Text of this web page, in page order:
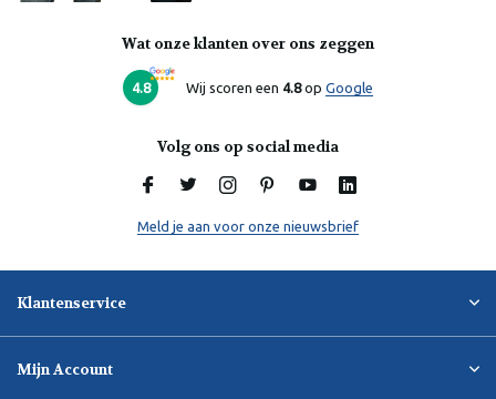
Wat onze klanten over ons zeggen
4.8 Wij scoren een 4.8op Google
Volg ons op social media
Meld je aan voor onze nieuwsbrief
Klantenservice
Mijn Account
Online